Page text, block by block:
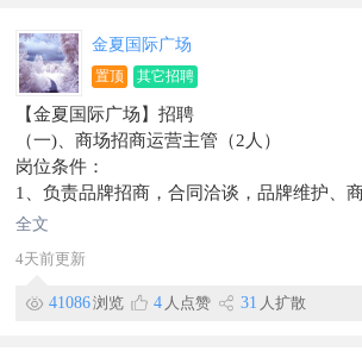
金夏国际广场
置顶 其它招聘
【金夏国际广场】招聘
（一)、商场招商运营主管（2人）
岗位条件：
1、负责品牌招商，合同洽谈，品牌维护、
2、负责制定整体规划、业态品牌调整、装
力
薪资待遇：4500+五险+公休+节日福利
全文
4天前更新
41086浏览 4 人点赞 31 人扩散